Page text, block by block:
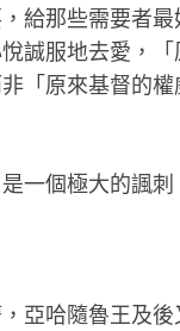
給那些需要者
誠服地去愛，
「原來基督的
是一個極大的諷刺
亞哈隨魯王及